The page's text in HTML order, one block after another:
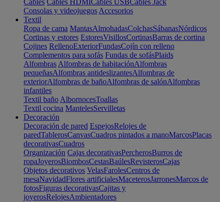
Cables Cables HDMICables USBCables Jack
Consolas y videojuegos Accesorios
Textil
Ropa de cama MantasAlmohadasColchasSábanasNórdicos
Cortinas y estores EstoresVisillosCortinasBarras de cortina
Cojines RellenoExteriorFundasCojín con relleno
Complementos para sofás Fundas de sofásPlaids
Alfombras Alfombras de habitaciónAlfombras
pequeñasAlfombras antideslizantesAlfombras de
exteriorAlfombras de bañoAlfombras de salónAlfombras
infantiles
Textil baño AlbornocesToallas
Textil cocina MantelesServilletas
Decoración
Decoración de pared EspejosRelojes de
paredTablerosCanvasCuadros pintados a manoMarcosPlacas
decorativasCuadros
Organización Cajas decorativasPercherosBurros de
ropaJoyerosBiombosCestasBaúlesRevisterosCajas
Objetos decorativos VelasFarolesCentros de
mesaNavidadFlores artificialesMaceterosJarronesMarcos de
fotosFiguras decorativasCajitas y
joyerosRelojesAmbientadores